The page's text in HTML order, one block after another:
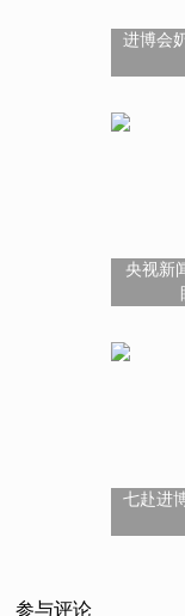
进博会
央视新
七赴进
参与评论